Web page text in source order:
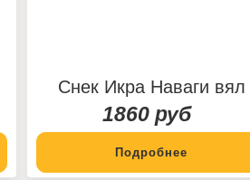
Снек Икра Наваги вял
1860 руб
Подробнее